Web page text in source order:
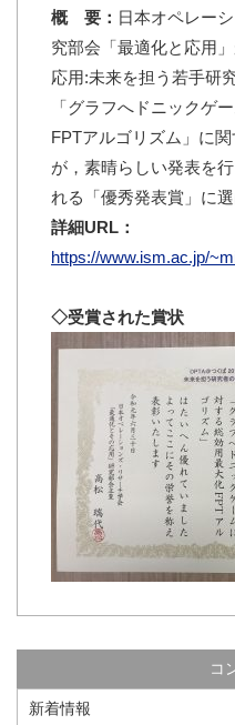
概 要： 日本オペレー
究部会「最適化と応用
応用:未来を担う若手研
「グラフへドニックゲ
FPTアルゴリズム」に
が，素晴らしい発表を
れる「優秀発表賞」に
詳細URL：
https://www.ism.ac.jp/
◇受賞された賞状
コ
新着情報